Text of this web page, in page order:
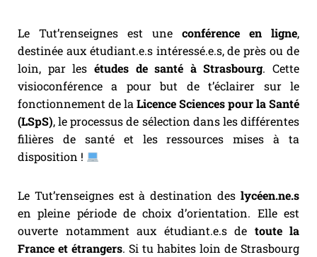
Le Tut’renseignes est une conférence en ligne,
destinée aux étudiant.e.s intéressé.e.s, de près ou de
loin, par les études de santé à Strasbourg. Cette
visioconférence a pour but de t’éclairer sur le
fonctionnement de la Licence Sciences pour la Santé
(LSpS), le processus de sélection dans les différentes
filières de santé et les ressources mises à ta
disposition !
Le Tut’renseignes est à destination des lycéen.ne.s
en pleine période de choix d’orientation. Elle est
ouverte notamment aux étudiant.e.s de toute la
France et étrangers. Si tu habites loin de Strasbourg